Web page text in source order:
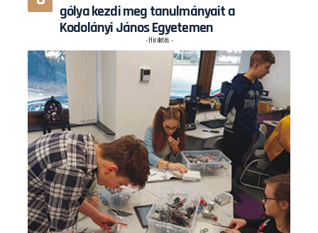
gólya kezdi meg tanulmányait a
Kodolányi János Egyetemen
- Hirdetés -